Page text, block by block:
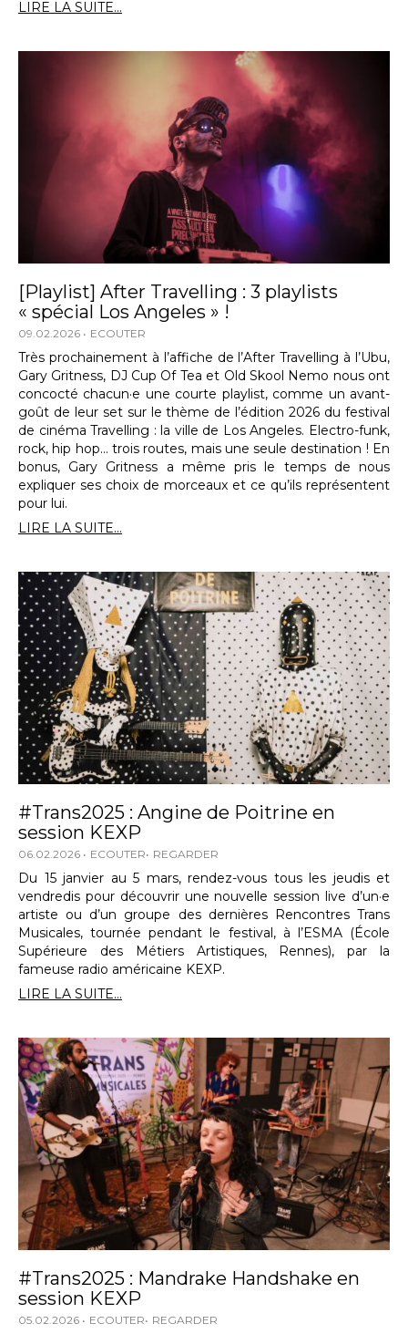
LIRE LA SUITE...
[Playlist] After Travelling : 3 playlists
« spécial Los Angeles » !
09.02.2026 ECOUTER
Très prochainement à l’affiche de l’After Travelling à l’Ubu,
Gary Gritness, DJ Cup Of Tea et Old Skool Nemo nous ont
concocté chacun·e une courte playlist, comme un avant-
goût de leur set sur le thème de l’édition 2026 du festival
de cinéma Travelling : la ville de Los Angeles. Electro-funk,
rock, hip hop… trois routes, mais une seule destination ! En
bonus, Gary Gritness a même pris le temps de nous
expliquer ses choix de morceaux et ce qu’ils représentent
pour lui.
LIRE LA SUITE...
#Trans2025 : Angine de Poitrine en
session KEXP
06.02.2026 ECOUTER REGARDER
Du 15 janvier au 5 mars, rendez-vous tous les jeudis et
vendredis pour découvrir une nouvelle session live d’un·e
artiste ou d’un groupe des dernières Rencontres Trans
Musicales, tournée pendant le festival, à l’ESMA (École
Supérieure des Métiers Artistiques, Rennes), par la
fameuse radio américaine KEXP.
LIRE LA SUITE...
#Trans2025 : Mandrake Handshake en
session KEXP
05.02.2026 ECOUTER REGARDER